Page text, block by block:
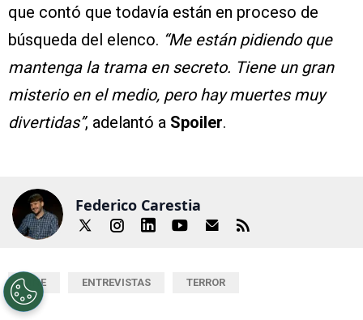
que contó que todavía están en proceso de
búsqueda del elenco. “Me están pidiendo que
mantenga la trama en secreto. Tiene un gran
misterio en el medio, pero hay muertes muy
divertidas”, adelantó a Spoiler.
Federico Carestia
CINE ENTREVISTAS TERROR